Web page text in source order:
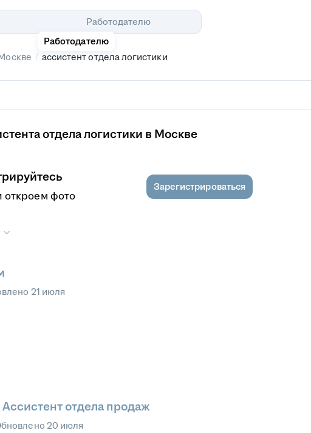
Работодателю
Работодателю
/ ассистент отдела логистики
отдела логистики в Москве
откроем фото
Зарегистрироваться
21 июля
отдела продаж
20 июля